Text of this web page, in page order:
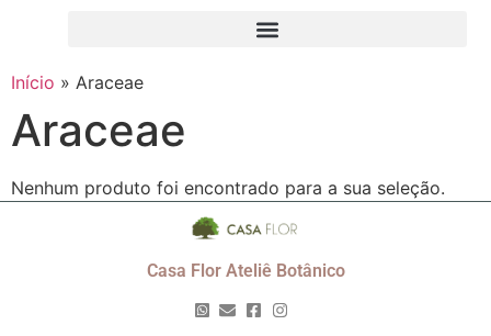
Início » Araceae
Araceae
Nenhum produto foi encontrado para a sua seleção.
Casa Flor Ateliê Botânico